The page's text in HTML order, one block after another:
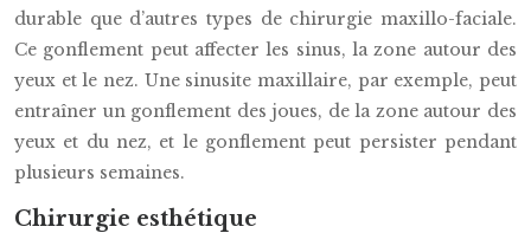
durable que d’autres types de chirurgie maxillo-faciale.
Ce gonflement peut affecter les sinus, la zone autour des
yeux et le nez. Une sinusite maxillaire, par exemple, peut
entraîner un gonflement des joues, de la zone autour des
yeux et du nez, et le gonflement peut persister pendant
plusieurs semaines.
Chirurgie esthétique